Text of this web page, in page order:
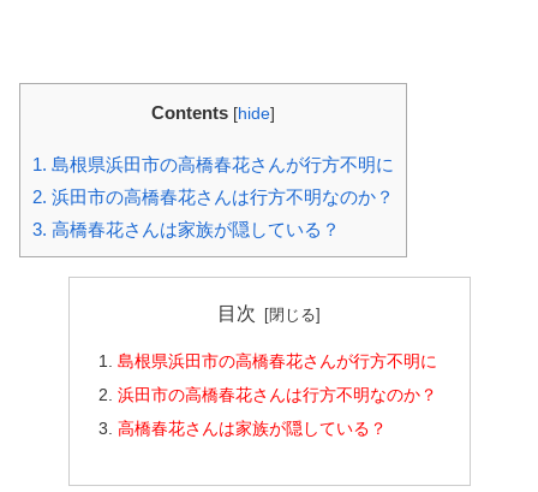
Contents [hide]
1. 島根県浜田市の高橋春花さんが行方不明に
2. 浜田市の高橋春花さんは行方不明なのか？
3. 高橋春花さんは家族が隠している？
目次
島根県浜田市の高橋春花さんが行方不明に
浜田市の高橋春花さんは行方不明なのか？
高橋春花さんは家族が隠している？